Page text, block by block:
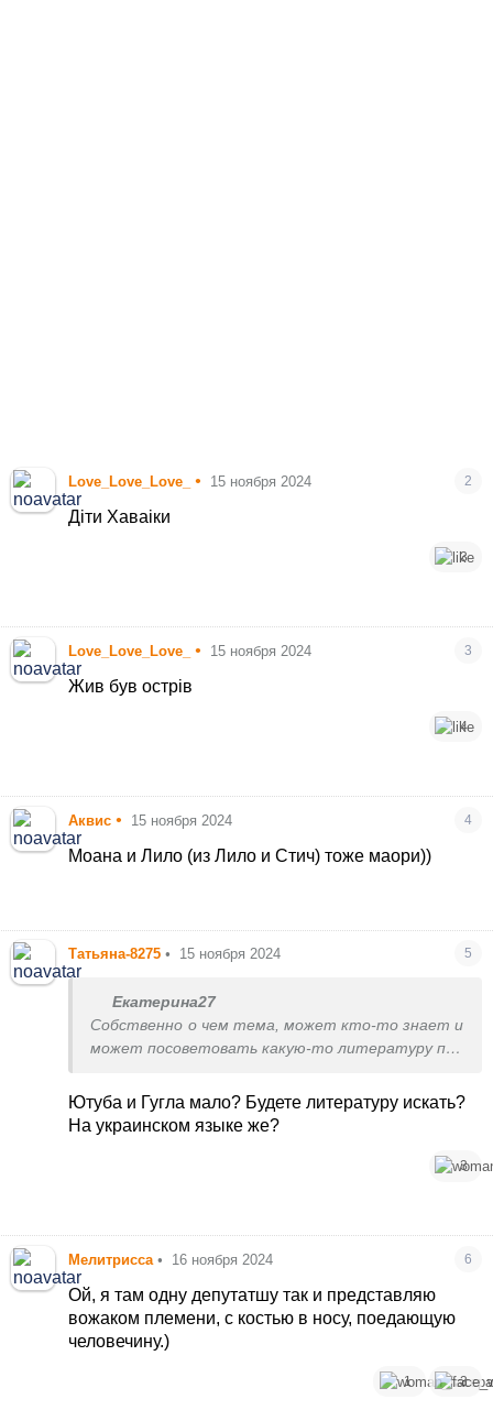
Love_Love_Love_ • 15 ноября 2024 2
Діти Хаваіки
3
Love_Love_Love_ • 15 ноября 2024 3
Жив був острів
4
Аквис • 15 ноября 2024 4
Моана и Лило (из Лило и Стич) тоже маори))
Татьяна-8275 • 15 ноября 2024 5
Екатерина27
Собственно о чем тема, может кто-то знает и
может посоветовать какую-то литературу про
Ютуба и Гугла мало? Будете литературу искать?
На украинском языке же?
3
Мелитрисса • 16 ноября 2024 6
Ой, я там одну депутатшу так и представляю
вожаком племени, с костью в носу, поедающую
человечину.)
1 3